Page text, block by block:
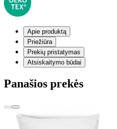
Apie produktą
Priežiūra
Prekių pristatymas
Atsiskaitymo būdai
Panašios prekės